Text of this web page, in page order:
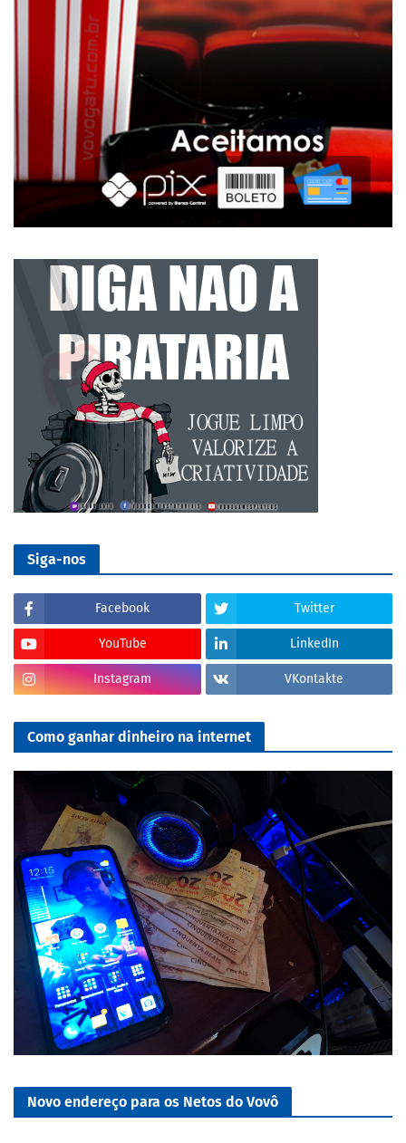
Siga-nos
Facebook Twitter
YouTube LinkedIn
Instagram VKontakte
Como ganhar dinheiro na internet
Novo endereço para os Netos do Vovô